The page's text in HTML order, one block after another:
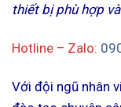
thiết bị phù hợp
Hotline – Zalo:
Với đội ngũ nhân